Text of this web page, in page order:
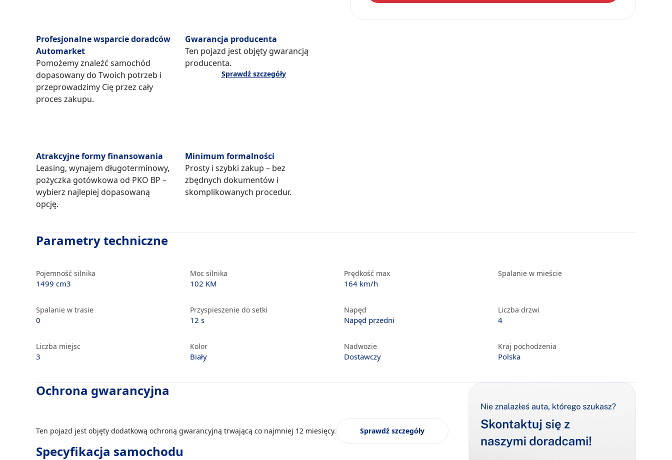
Profesjonalne wsparcie doradców
Automarket
Pomożemy znaleźć samochód
dopasowany do Twoich potrzeb i
przeprowadzimy Cię przez cały
proces zakupu.
Gwarancja producenta
Ten pojazd jest objęty gwarancją
producenta.
Sprawdź szczegóły
Atrakcyjne formy finansowania
Leasing, wynajem długoterminowy,
pożyczka gotówkowa od PKO BP –
wybierz najlepiej dopasowaną
opcję.
Minimum formalności
Prosty i szybki zakup – bez
zbędnych dokumentów i
skomplikowanych procedur.
Parametry techniczne
Pojemność silnika
1499 cm3
Moc silnika
102 KM
Prędkość max
164 km/h
Spalanie w mieście
Spalanie w trasie
0
Przyspieszenie do setki
12 s
Napęd
Napęd przedni
Liczba drzwi
4
Liczba miejsc
3
Kolor
Biały
Nadwozie
Dostawczy
Kraj pochodzenia
Polska
Ochrona gwarancyjna
Ten pojazd jest objęty dodatkową ochroną gwarancyjną trwającą co najmniej 12 miesięcy. Sprawdź szczegóły
Specyfikacja samochodu